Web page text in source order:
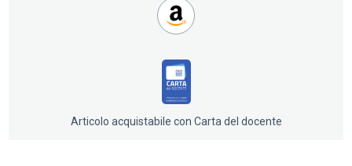
Articolo acquistabile con Carta del docente